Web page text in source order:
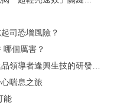
充補水瓶 挑戰最輕水亮
司恐增風險？
哪個厲害？
領導者逢興生技的研發王
喘息之旅
能